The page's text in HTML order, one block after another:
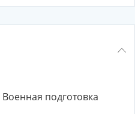
Военная подготовка